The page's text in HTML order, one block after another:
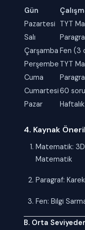
Gün
Pazartesi
TYT
Salı
Çarşamba Fen (3
Perşembe TYT
Cuma
Cumartesi60
Pazar
4. Kaynak
Matematik: 3D
Matematik
Paragraf:
Fen: Bilgi
B. Orta